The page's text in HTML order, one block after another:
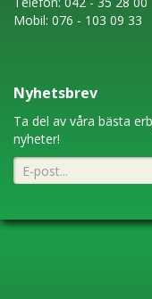
Mobil: 076 - 103 09 33
Nyhetsbrev
Ta del av våra bästa
nyheter!